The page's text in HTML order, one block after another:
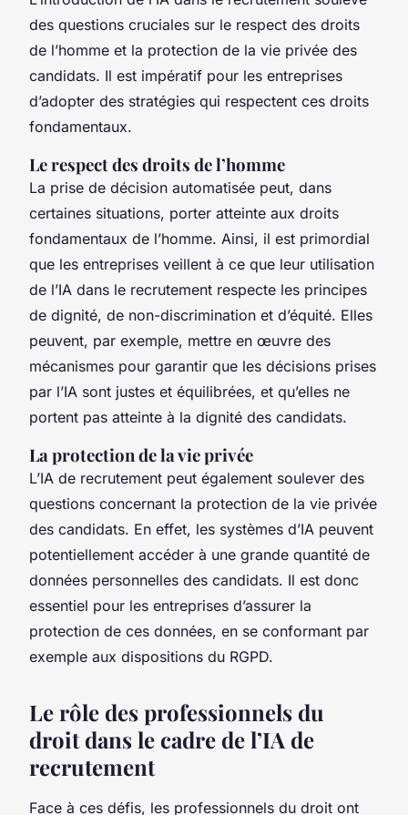
des questions cruciales sur le respect des droits
de l’homme et la protection de la vie privée des
candidats. Il est impératif pour les entreprises
d’adopter des stratégies qui respectent ces droits
fondamentaux.
Le respect des droits de l’homme
La prise de décision automatisée peut, dans
certaines situations, porter atteinte aux droits
fondamentaux de l’homme. Ainsi, il est primordial
que les entreprises veillent à ce que leur utilisation
de l’IA dans le recrutement respecte les principes
de dignité, de non-discrimination et d’équité. Elles
peuvent, par exemple, mettre en œuvre des
mécanismes pour garantir que les décisions prises
par l’IA sont justes et équilibrées, et qu’elles ne
portent pas atteinte à la dignité des candidats.
La protection de la vie privée
L’IA de recrutement peut également soulever des
questions concernant la protection de la vie privée
des candidats. En effet, les systèmes d’IA peuvent
potentiellement accéder à une grande quantité de
données personnelles des candidats. Il est donc
essentiel pour les entreprises d’assurer la
protection de ces données, en se conformant par
exemple aux dispositions du RGPD.
Le rôle des professionnels du
droit dans le cadre de l’IA de
recrutement
Face à ces défis, les professionnels du droit ont